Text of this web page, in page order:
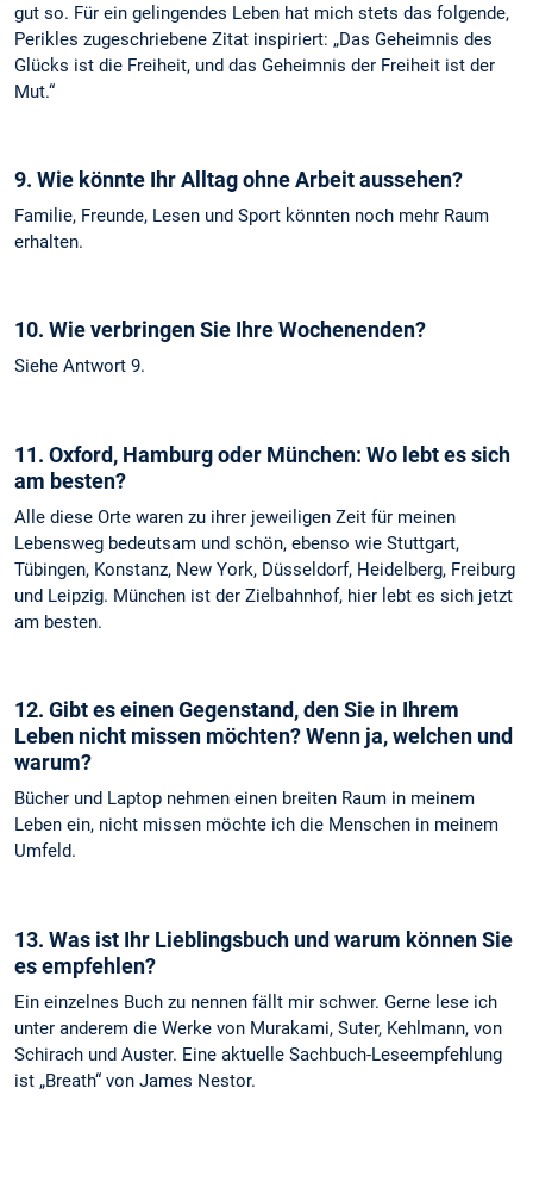
gut so. Für ein gelingendes Leben hat mich stets das folgende,
Perikles zugeschriebene Zitat inspiriert: „Das Geheimnis des
Glücks ist die Freiheit, und das Geheimnis der Freiheit ist der
Mut.“
9. Wie könnte Ihr Alltag ohne Arbeit aussehen?
Familie, Freunde, Lesen und Sport könnten noch mehr Raum
erhalten.
10. Wie verbringen Sie Ihre Wochenenden?
Siehe Antwort 9.
11. Oxford, Hamburg oder München: Wo lebt es sich
am besten?
Alle diese Orte waren zu ihrer jeweiligen Zeit für meinen
Lebensweg bedeutsam und schön, ebenso wie Stuttgart,
Tübingen, Konstanz, New York, Düsseldorf, Heidelberg, Freiburg
und Leipzig. München ist der Zielbahnhof, hier lebt es sich jetzt
am besten.
12. Gibt es einen Gegenstand, den Sie in Ihrem
Leben nicht missen möchten? Wenn ja, welchen und
warum?
Bücher und Laptop nehmen einen breiten Raum in meinem
Leben ein, nicht missen möchte ich die Menschen in meinem
Umfeld.
13. Was ist Ihr Lieblingsbuch und warum können Sie
es empfehlen?
Ein einzelnes Buch zu nennen fällt mir schwer. Gerne lese ich
unter anderem die Werke von Murakami, Suter, Kehlmann, von
Schirach und Auster. Eine aktuelle Sachbuch-Leseempfehlung
ist „Breath“ von James Nestor.